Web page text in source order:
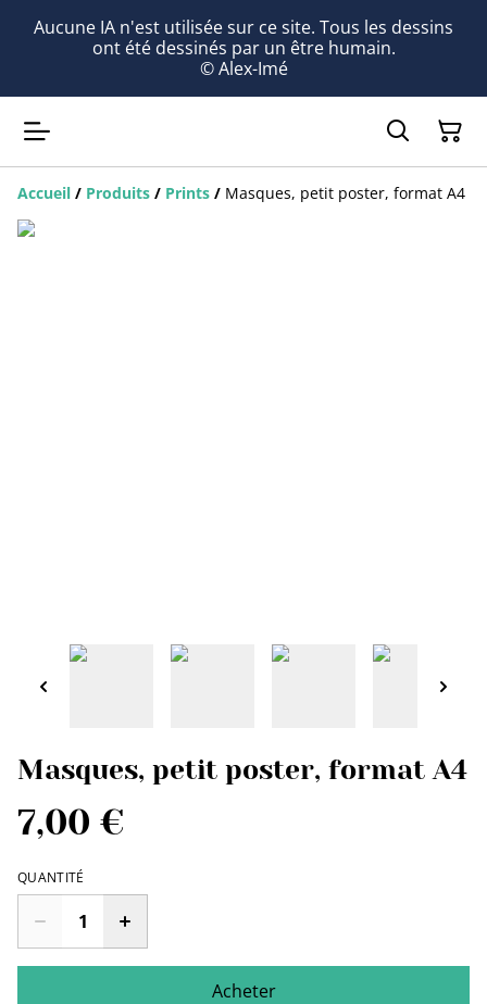
Aucune IA n'est utilisée sur ce site. Tous les dessins
ont été dessinés par un être humain.
© Alex-Imé
Accueil / Produits / Prints / Masques, petit poster, format A4
Masques, petit poster, format A4
7,00 €
QUANTITÉ
Acheter